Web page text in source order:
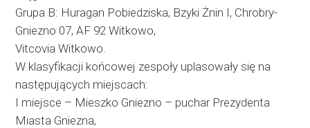
Grupa B: Huragan Pobiedziska, Bzyki Żnin I, Chrobry-
Gniezno 07, AF 92 Witkowo,
Vitcovia Witkowo.
W klasyfikacji końcowej zespoły uplasowały się na
następujących miejscach:
I miejsce – Mieszko Gniezno – puchar Prezydenta
Miasta Gniezna,